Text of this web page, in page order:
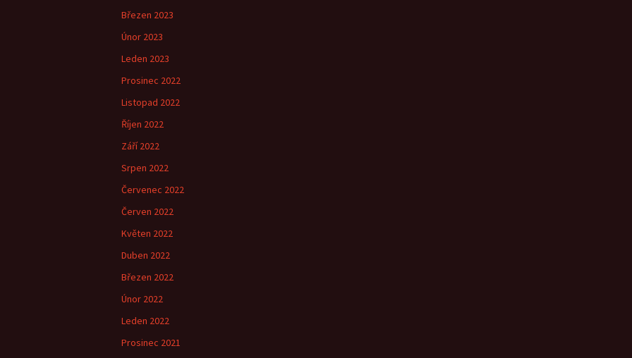
Březen 2023
Únor 2023
Leden 2023
Prosinec 2022
Listopad 2022
Říjen 2022
Září 2022
Srpen 2022
Červenec 2022
Červen 2022
Květen 2022
Duben 2022
Březen 2022
Únor 2022
Leden 2022
Prosinec 2021